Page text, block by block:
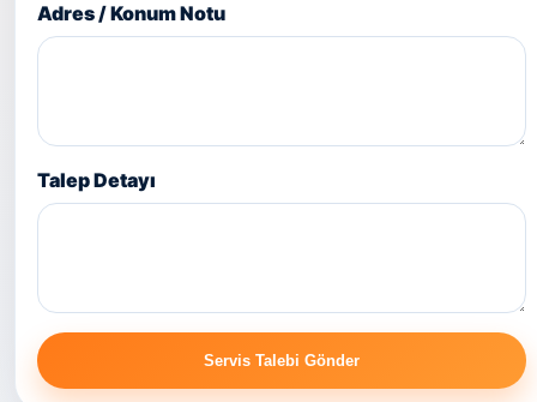
Adres / Konum Notu
Talep Detayı
Servis Talebi Gönder